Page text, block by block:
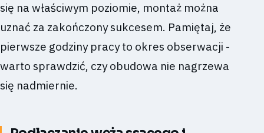
się na właściwym poziomie, montaż można
uznać za zakończony sukcesem. Pamiętaj, że
pierwsze godziny pracy to okres obserwacji -
warto sprawdzić, czy obudowa nie nagrzewa
się nadmiernie.